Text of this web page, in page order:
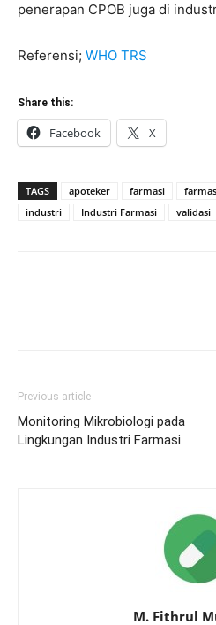
penerapan CPOB juga di
Referensi; WHO TRS
Share this:
Facebook X
TAGS apoteker farmasi
industri
Industri Farmasi validasi
Previous article
Monitoring Mikrobiologi pada
Lingkungan Industri Farmasi
M. Fithrul